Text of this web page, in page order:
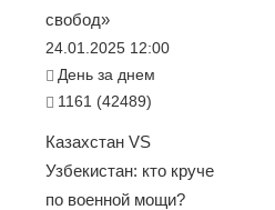
свобод»
24.01.2025 12:00
День за днем
1161 (42489)
Казахстан VS
Узбекистан: кто круче
по военной мощи?